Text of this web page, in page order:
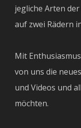
jegliche Arten
auf zwei Rädern
Mit
von uns die
und Videos und
möchten.